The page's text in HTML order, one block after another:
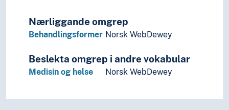
Nærliggande omgrep
Behandlingsformer Norsk WebDewey
Beslekta omgrep i andre vokabular
Medisin og helse Norsk WebDewey